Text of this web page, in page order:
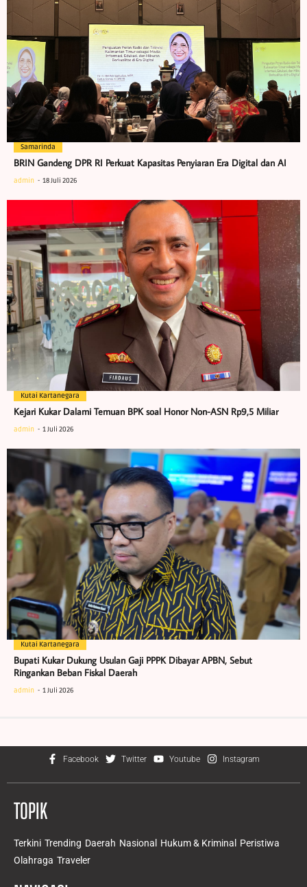
Samarinda
BRIN Gandeng DPR RI Perkuat Kapasitas Penyiaran Era Digital dan AI
admin 18 Juli 2026
Kutai Kartanegara
Kejari Kukar Dalami Temuan BPK soal Honor Non-ASN Rp9,5 Miliar
admin 1 Juli 2026
Kutai Kartanegara
Bupati Kukar Dukung Usulan Gaji PPPK Dibayar APBN, Sebut
Ringankan Beban Fiskal Daerah
admin 1 Juli 2026
Facebook Twitter Youtube Instagram
TOPIK
Terkini Trending Daerah Nasional Hukum & Kriminal
Peristiwa
Olahraga Traveler